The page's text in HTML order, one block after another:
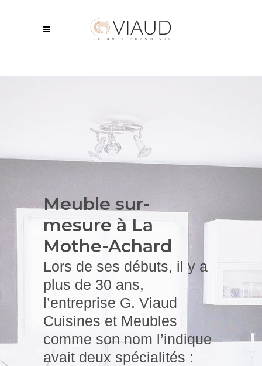
Meuble sur-
mesure à La
Mothe-Achard
Lors de ses débuts, il y a
plus de 30 ans,
l’entreprise G. Viaud
Cuisines et Meubles
comme son nom l’indique
avait deux spécialités :